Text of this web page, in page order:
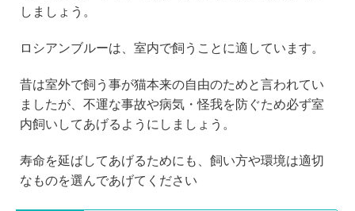
しましょう。
ロシアンブルーは、室内で飼うことに適しています。
昔は室外で飼う事が猫本来の自由のためと言われてい
ましたが、不運な事故や病気・怪我を防ぐため必ず室
内飼いしてあげるようにしましょう。
寿命を延ばしてあげるためにも、飼い方や環境は適切
なものを選んであげてください